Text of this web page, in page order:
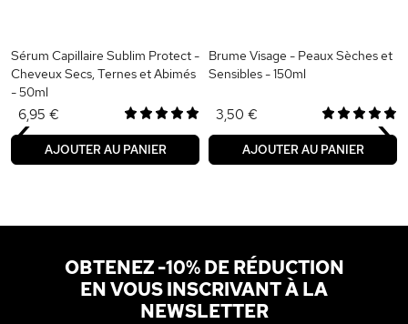
Sérum Capillaire Sublim Protect -
Cheveux Secs, Ternes et Abimés
- 50ml
6,95 €
AJOUTER AU PANIER
Brume Visage - Peaux Sèches et
Sensibles - 150ml
3,50 €
AJOUTER AU PANIER
‹ ›
OBTENEZ -10% DE RÉDUCTION
EN VOUS INSCRIVANT À LA
NEWSLETTER